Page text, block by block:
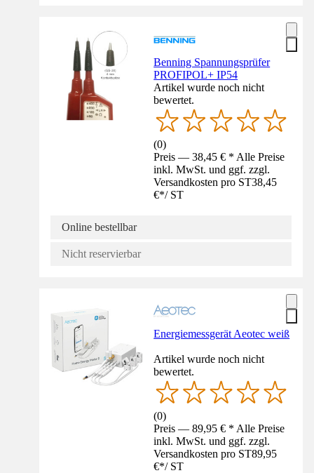
Benning Spannungsprüfer
PROFIPOL+ IP54
Artikel wurde noch nicht
bewertet.
(0)
Preis — 38,45 € * Alle Preise
inkl. MwSt. und ggf. zzgl.
Versandkosten pro ST38,45
€*/ ST
Online bestellbar
Nicht reservierbar
Energiemessgerät Aeotec weiß
Artikel wurde noch nicht
bewertet.
(0)
Preis — 89,95 € * Alle Preise
inkl. MwSt. und ggf. zzgl.
Versandkosten pro ST89,95
€*/ ST